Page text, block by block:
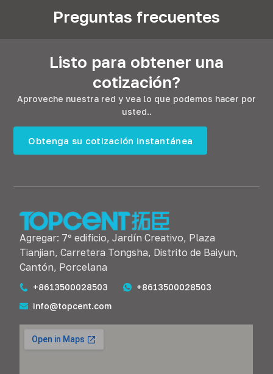
Preguntas frecuentes
Listo para obtener una
cotización?
Aproveche nuestra red y vea lo que podemos hacer por
usted..
Obtenga su cotización instantánea
Agregar: 7º edificio, Jardín Creativo, Plaza
Tianjian, Carretera Tongsha, Distrito de Baiyun,
Cantón, Porcelana
+8613500028503
+8613500028503
info@topcent.com